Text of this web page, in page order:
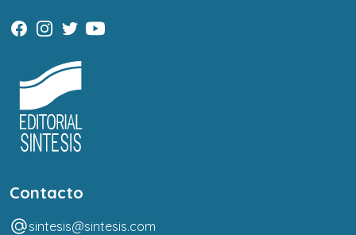
Contacto
sintesis@sintesis.com